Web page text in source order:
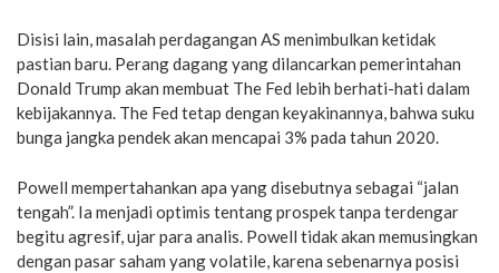
Disisi lain, masalah perdagangan AS menimbulkan ketidak
pastian baru. Perang dagang yang dilancarkan pemerintahan
Donald Trump akan membuat The Fed lebih berhati-hati dalam
kebijakannya. The Fed tetap dengan keyakinannya, bahwa suku
bunga jangka pendek akan mencapai 3% pada tahun 2020.
Powell mempertahankan apa yang disebutnya sebagai “jalan
tengah”. Ia menjadi optimis tentang prospek tanpa terdengar
begitu agresif, ujar para analis. Powell tidak akan memusingkan
dengan pasar saham yang volatile, karena sebenarnya posisi